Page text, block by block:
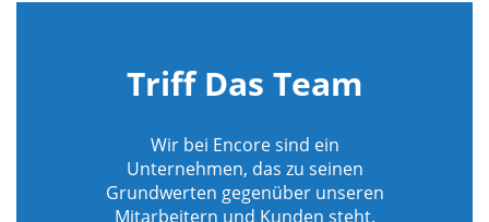
Triff Das Team
Wir bei Encore sind ein
Unternehmen, das zu seinen
Grundwerten gegenüber unseren
Mitarbeitern und Kunden steht.